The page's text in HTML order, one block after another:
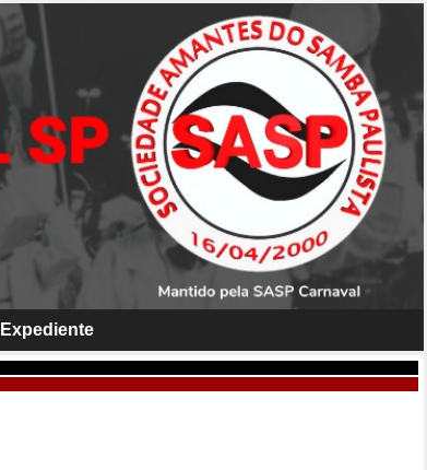
Expediente